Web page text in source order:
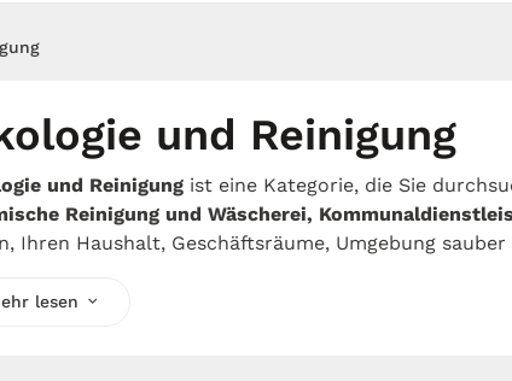
und Reinigung
und Reinigung ist eine Kategorie, die Sie
Reinigung und Wäscherei,
Ihren Haushalt, Geschäftsräume, Umgebung
lesen